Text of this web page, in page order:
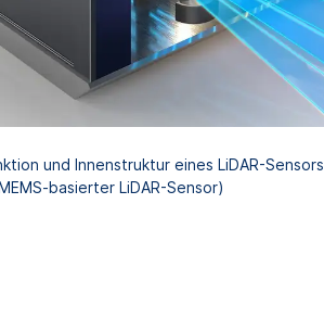
und Innenstruktur eines LiDAR-Sensors
basierter LiDAR-Sensor)